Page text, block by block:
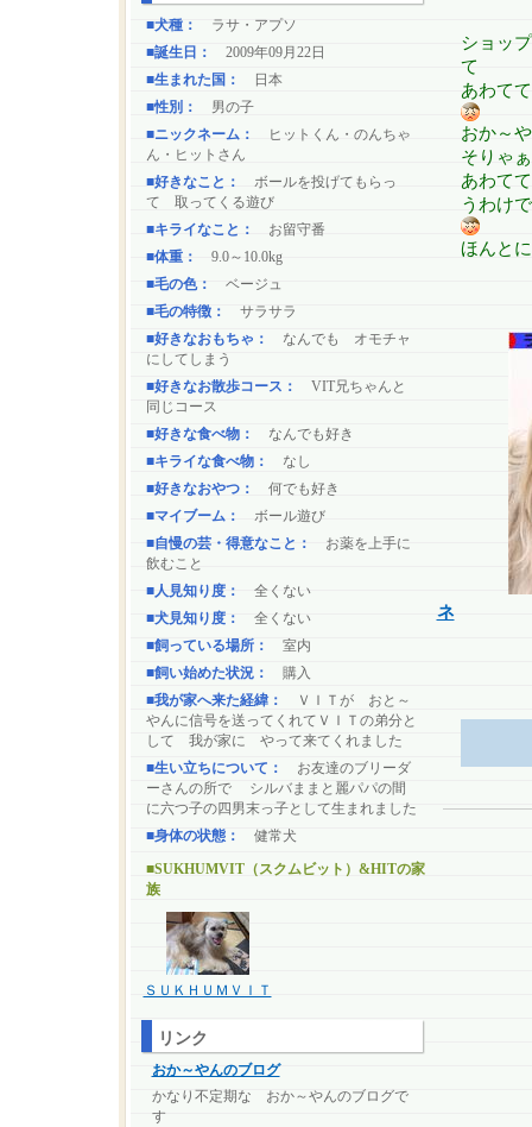
■犬種：
ラサ・アプソ
■誕生日： 2009年09月22日
■生まれた国：
日本
■性別：
男の子
■ニックネーム：
ヒットくん・のんちゃ
ん・ヒットさん
■好きなこと： ボールを投げてもらっ
て 取ってくる遊び
■キライなこと：
お留守番
■体重： 9.0～10.0kg
■毛の色： ベージュ
■毛の特徴： サラサラ
■好きなおもちゃ：
なんでも オモチャ
にしてしまう
■好きなお散歩コース： VIT兄ちゃんと
同じコース
■好きな食べ物：
なんでも好き
■キライな食べ物：
なし
■好きなおやつ： 何でも好き
■マイブーム： ボール遊び
■自慢の芸・得意なこと：
お薬を上手に
飲むこと
■人見知り度： 全くない
■犬見知り度： 全くない
■飼っている場所： 室内
■飼い始めた状況： 購入
■我が家へ来た経緯：
ＶＩＴが おと～
やんに信号を送ってくれてＶＩＴの弟分と
して 我が家に やって来てくれました
■生い立ちについて：
お友達のブリーダ
ーさんの所で シルバままと麗パパの間
に六つ子の四男末っ子として生まれました
■身体の状態： 健常犬
■SUKHUMVIT（スクムビット）&HITの家
族
ＳＵＫＨＵＭＶＩＴ
リンク
おか～やんのブログ
かなり不定期な おか～やんのブログで
す
ショッ
て
あわて
おか～
そりゃ
あわて
うわけ
ほんと
ネ